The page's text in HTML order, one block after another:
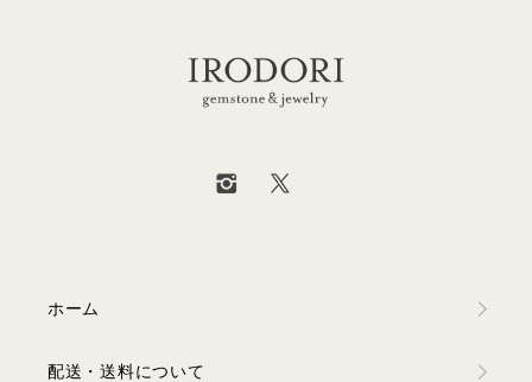
ホーム
配送・送料について